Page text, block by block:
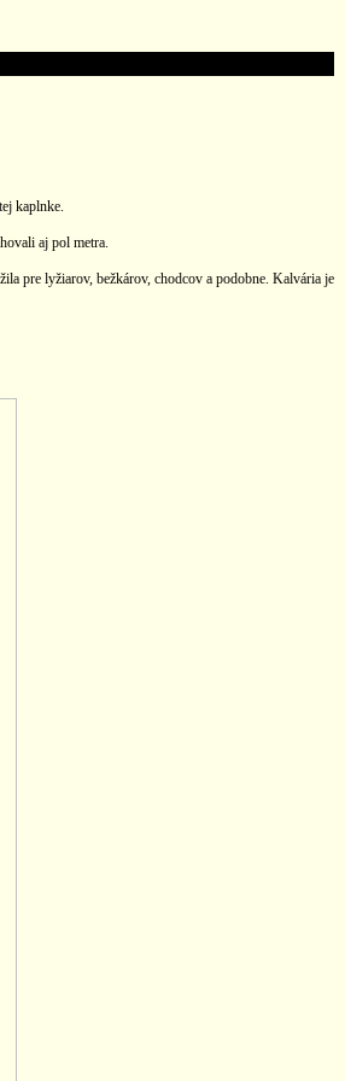
kaplnke.
aj pol metra.
pre lyžiarov, bežkárov, chodcov a podobne. Kalvária je